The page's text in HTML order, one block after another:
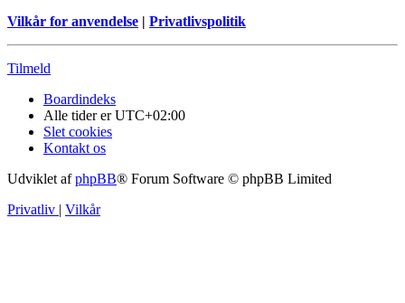
Vilkår for anvendelse | Privatlivspolitik
Tilmeld
Boardindeks
Alle tider erUTC+02:00
Slet cookies
Kontakt os
Udviklet afphpBB® Forum Software © phpBB Limited
Privatliv | Vilkår